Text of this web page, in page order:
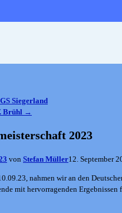
Siegerland
Brühl →
2023
von Stefan Müller12. September
nahmen wir an den
mit hervorragenden Ergebnissen